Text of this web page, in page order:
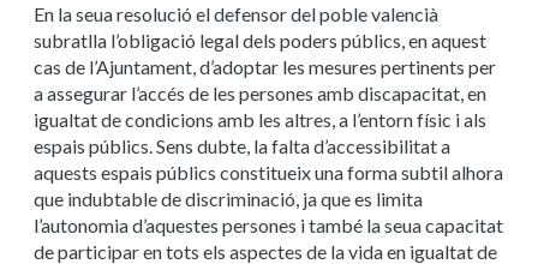
En la seua resolució el defensor del poble valencià
subratlla l’obligació legal dels poders públics, en aquest
cas de l’Ajuntament, d’adoptar les mesures pertinents per
a assegurar l’accés de les persones amb discapacitat, en
igualtat de condicions amb les altres, a l’entorn físic i als
espais públics. Sens dubte, la falta d’accessibilitat a
aquests espais públics constitueix una forma subtil alhora
que indubtable de discriminació, ja que es limita
l’autonomia d’aquestes persones i també la seua capacitat
de participar en tots els aspectes de la vida en igualtat de